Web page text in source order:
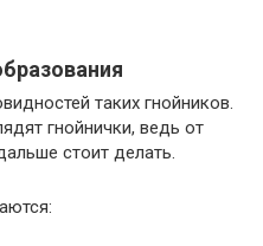
таких гнойников.
гнойнички, ведь от
стоит делать.